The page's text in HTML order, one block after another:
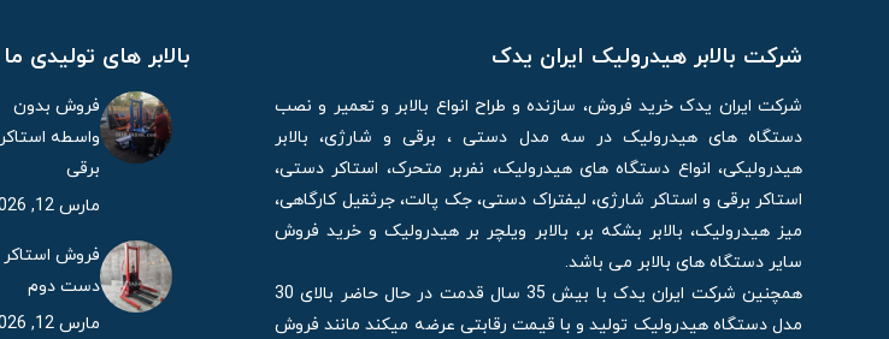
شرکت بالابر هیدرولیک ایران یدک
شرکت ایران یدک خرید فروش، سازنده و طراح انواع بالابر و تعمیر و نصب
دستگاه های هیدرولیک در سه مدل دستی ، برقی و شارژی، بالابر
هیدرولیکی، انواع دستگاه های هیدرولیک، نفربر متحرک، استاکر دستی،
استاکر برقی و استاکر شارژی، لیفتراک دستی، جک پالت، جرثقیل کارگاهی،
میز هیدرولیک، بالابر بشکه بر، بالابر ویلچر بر هیدرولیک و خرید فروش
سایر دستگاه های بالابر می باشد.
همچنین شرکت ایران یدک با بیش 35 سال قدمت در حال حاضر بالای 30
مدل دستگاه هیدرولیک تولید و با قیمت رقابتی عرضه میکند مانند فروش
بالابر های تولیدی ما
فروش بدون
واسطه استاکر
برقی
مارس 12, 2026
فروش استاکر
دست دوم
مارس 12, 2026